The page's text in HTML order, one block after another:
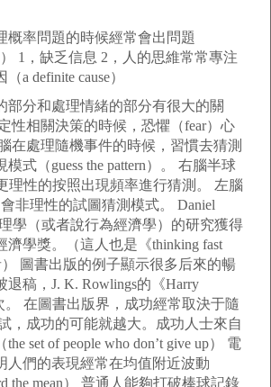
概率問題的時候經常會出問題
） 1，缺乏信息 2，人的思維常常專注
a definite cause）
部分和處理情緒的部分有很大的關
性相關決策的時候，恐懼（fear）心
在處理隨機事件的時候，習慣去猜測
式（guess the pattern）。 右腦半球
理性的按照出現頻率進行猜測。 左腦
非理性的試圖猜測模式。 Daniel
學（或者說行為經濟學）的研究獲得
濟學獎。（這人也是《thinking fast
） 圖書出版的例子顯示很多后來的暢
退稿，J. K. Rowlings的《Harry
。 在圖書出版界，成功經常取決于隨
，成功的可能就越大。成功人士來自
set of people who don’t give up） 電
人們的表現經常在均值附近波動
the mean） 普通人能夠打破棒球記錄